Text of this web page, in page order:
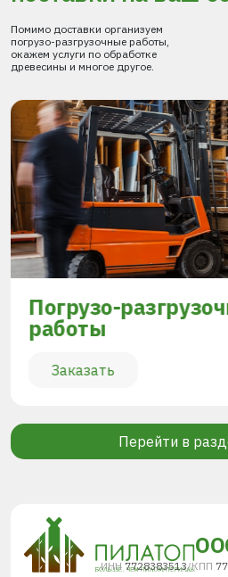
Помимо доставки организуем
погрузо-разгрузочные работы,
окажем услуги по обработке
древесины и многое другое.
Погрузо-
работы
Заказать
Перейти в
ИНН 7728383513/КПП